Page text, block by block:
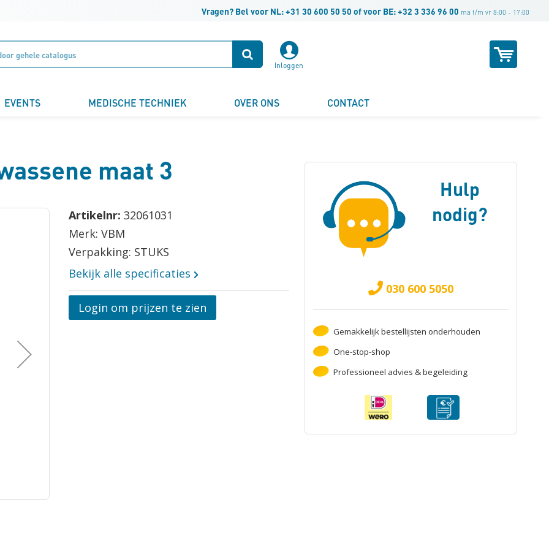
Vragen? Bel voor NL:+31 30 600 50 50 of voor BE:+32 3 336 96 00 ma t/m vr 8:00 - 17:00
Inloggen
Zoek
EVENTS MEDISCHE TECHNIEK OVER ONS CONTACT
Klantnummer
Telefoonnummer
Opmerkingen
maat 3
Artikelnr: 32061031
Merk: VBM
Verpakking: STUKS
Bekijk alle specificaties
Login om prijzen te zien
Hulp
nodig?
030 600 5050
Gemakkelijk bestellijsten onderhouden
One-stop-shop
Professioneel advies & begeleiding